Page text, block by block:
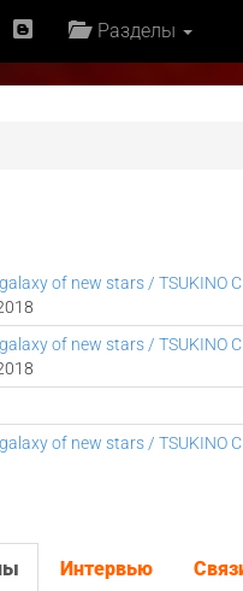
Разделы
of new stars / TSUKINO
of new stars / TSUKINO
of new stars / TSUKINO
Интервью